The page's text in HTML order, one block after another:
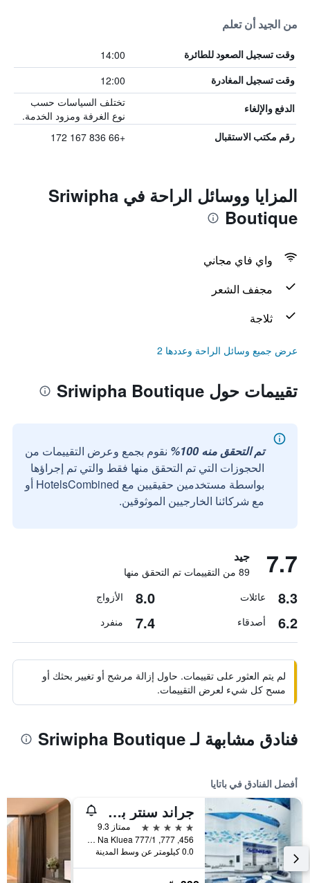
من الجيد أن تعلم
وقت تسجيل الصعود للطائرة 14:00
وقت تسجيل المغادرة 12:00
الدفع والإلغاء
تختلف السياسات حسب
نوع الغرفة ومزود الخدمة.
رقم مكتب الاستقبال +66 836 167 172
المزايا ووسائل الراحة في Sriwipha
Boutique
واي فاي مجاني
مجفف الشعر
ثلاجة
عرض جميع وسائل الراحة وعددها 2
تقييمات حول Sriwipha Boutique
تم التحقق منه 100%
نقوم بجمع وعرض التقييمات من
الحجوزات التي تم التحقق منها فقط والتي تم إجراؤها
بواسطة مستخدمين حقيقيين مع HotelsCombined أو
مع شركائنا الخارجيين الموثوقين.
7.7 جيد
89 من التقييمات تم التحقق منها
8.3 عائلات 8.0 الأزواج
6.2 أصدقاء 7.4 منفرد
لم يتم العثور على تقييمات. حاول إزالة مرشح أو تغيير بحثك أو
مسح كل شيء لعرض التقييمات.
فنادق مشابهة لـ Sriwipha Boutique
أفضل الفنادق في باتايا
جراند سنتر بوينت باتايا
5 نجوم
ممتاز 9.3
456, 777, 777/1 M.6 Na Kluea, باتايا, تايلاند
0.0 كيلومتر عن وسط المدينة